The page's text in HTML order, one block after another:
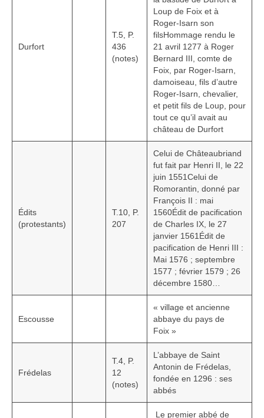
Durfort
T.5, P.
436
(notes)
Loup de Foix et à
Roger-Isarn son
filsHommage rendu le
21 avril 1277 à Roger
Bernard III, comte de
Foix, par Roger-Isarn,
damoiseau, fils d’autre
Roger-Isarn, chevalier,
et petit fils de Loup, pour
tout ce qu’il avait au
château de Durfort
Édits
(protestants)
T.10, P.
207
Celui de Châteaubriand
fut fait par Henri II, le 22
juin 1551Celui de
Romorantin, donné par
François II : mai
1560Édit de pacification
de Charles IX, le 27
janvier 1561Édit de
pacification de Henri III :
Mai 1576 ; septembre
1577 ; février 1579 ; 26
décembre 1580…
Escousse
« village et ancienne
abbaye du pays de
Foix »
Frédelas
T.4, P.
12
(notes)
L’abbaye de Saint
Antonin de Frédelas,
fondée en 1296 : ses
abbés
Le premier abbé de